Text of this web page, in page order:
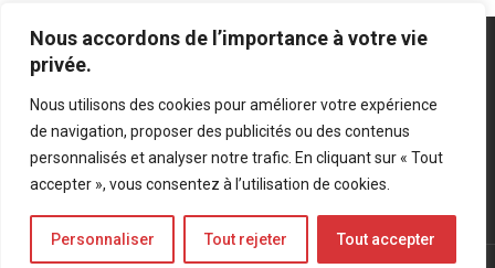
Nous accordons de l’importance à votre vie
privée.
Nous utilisons des cookies pour améliorer votre expérience
de navigation, proposer des publicités ou des contenus
personnalisés et analyser notre trafic. En cliquant sur « Tout
accepter », vous consentez à l’utilisation de cookies.
Personnaliser Tout rejeter Tout accepter
Mentions légales Politique de confidentialité
Bluesky
LinkedIn
Twitter